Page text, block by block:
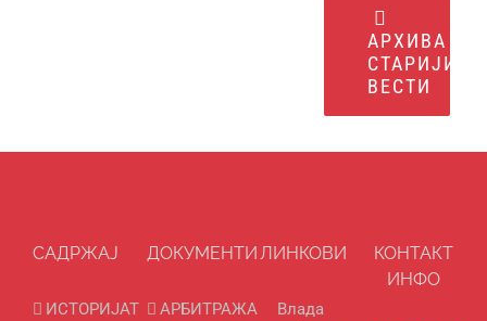
АРХИВА
СТАРИЈИХ
ВЕСТИ
САДРЖАЈ
ИСТОРИЈАТ
ДОКУМЕНТИ
АРБИТРАЖА
ЛИНКОВИ
Влада
КОНТАКТ
ИНФО